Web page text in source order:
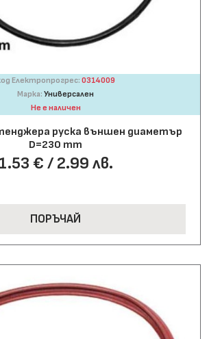
Електропрогрес: 0314009
Марка: Универсален
Не е наличен
руска външен диаметър
D=230 mm
1.53 € / 2.99 лв.
ПОРЪЧАЙ